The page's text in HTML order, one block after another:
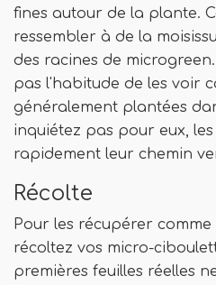
fines autour de la plante.
ressembler à de la
des racines de
pas l'habitude de les voir
généralement plantées
inquiétez pas pour eux,
rapidement leur chemin
Récolte
Pour les récupérer
récoltez vos micro-
premières feuilles réelles